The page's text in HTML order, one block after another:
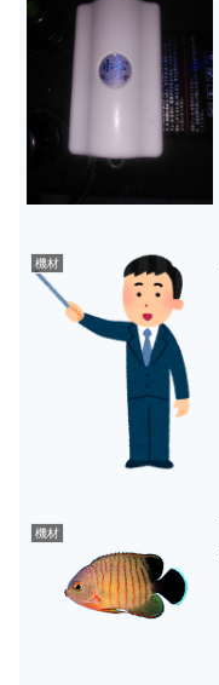
機材
機材